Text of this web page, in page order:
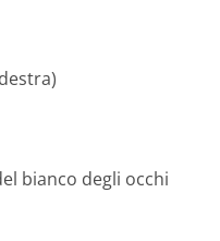
bianco degli occhi